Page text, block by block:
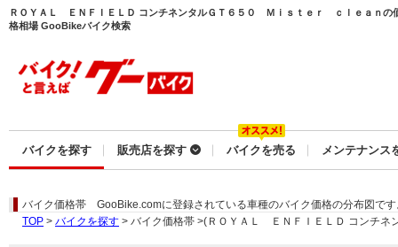
ＲＯＹＡＬ ＥＮＦＩＥＬＤ コンチネンタルＧＴ６５０ Ｍｉｓｔｅｒ ｃｌｅａｎの
格相場 GooBikeバイク検索
バイクを探す 販売店を探す バイクを売る メンテナンス
バイク価格帯 GooBike.comに登録されている車種のバイク価格の分布図です
TOP > バイクを探す > バイク価格帯 >(ＲＯＹＡＬ ＥＮＦＩＥＬＤ コンチ